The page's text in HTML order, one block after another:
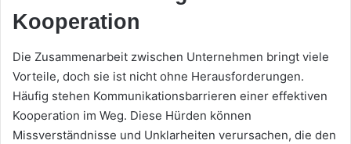
Kooperation
Die Zusammenarbeit zwischen Unternehmen bringt viele
Vorteile, doch sie ist nicht ohne Herausforderungen.
Häufig stehen Kommunikationsbarrieren einer effektiven
Kooperation im Weg. Diese Hürden können
Missverständnisse und Unklarheiten verursachen, die den